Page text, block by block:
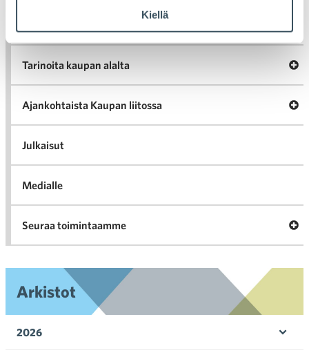
Kiellä
Tarinoita kaupan alalta
Ajankohtaista Kaupan liitossa
Julkaisut
Medialle
Seuraa toimintaamme
Arkistot
2026